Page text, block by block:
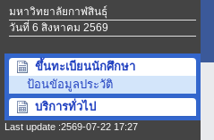
มหาวิทยาลัยกาฬสินธุ์
วันที่ 6 สิงหาคม 2569
ขึ้นทะเบียนนักศึกษา
ป้อนขัอมูลประวัติ
บริการทั่วไป
Last update :2569-07-22 17:27